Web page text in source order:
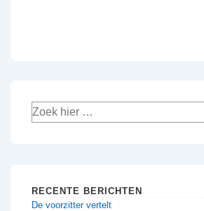
Zoek
naar:
RECENTE BERICHTEN
De voorzitter vertelt